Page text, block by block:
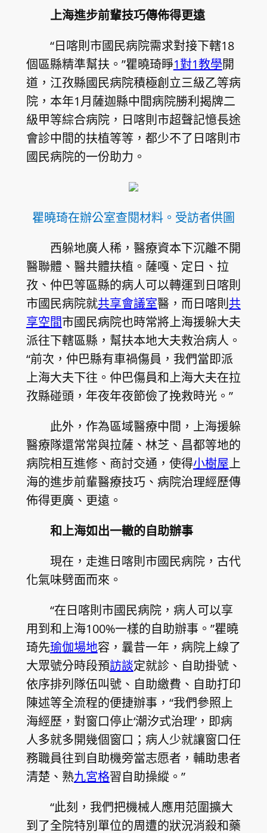
上海進步前輩技巧傳佈得更遠
“日喀則市國民病院需求對接下轄18
個區縣精準幫扶。”瞿曉琦睜1對1教學開
道，江孜縣國民病院積極創立三級乙等病
院，本年1月薩迦縣中間病院勝利揭牌二
級甲等綜合病院，日喀則市超聲記憶長途
會診中間的扶植等等，都少不了日喀則市
國民病院的一份助力。
瞿曉琦在辦公室查閱材料。受訪者供圖
西躲地廣人稀，醫療資本下沉離不開
醫聯體、醫共體扶植。薩嘎、定日、拉
孜、仲巴等區縣的病人可以轉運到日喀則
市國民病院就共享會議室醫，而日喀則 共
享空間市國民病院也時常將上海援躲大夫
派往下轄區縣，幫扶本地大夫救治病人。
“前次，仲巴縣有車禍傷員，我們當即派
上海大夫下往。仲巴傷員和上海大夫在拉
孜縣碰頭，年夜年夜節儉了挽救時光。”
此外，作為區域醫療中間，上海援躲
醫療隊還常常與拉薩、林芝、昌都等地的
病院相互進修、商討交通，使得小樹屋上
海的進步前輩醫療技巧、病院治理經歷傳
佈得更廣、更遠。
和上海如出一轍的自助辦事
現在，走進日喀則市國民病院，古代
化氣味劈面而來。
“在日喀則市國民病院，病人可以享
用到和上海100%一樣的自助辦事。”瞿曉
琦先瑜伽場地容，曩昔一年，病院上線了
大眾號分時段預訪談定就診、自助掛號、
依序排列隊伍叫號、自助繳費、自助打印
陳述等全流程的便捷辦事，“我們參照上
海經歷，對窗口停止‘潮汐式治理’，即病
人多就多開幾個窗口；病人少就讓窗口任
務職員往到自助機旁當志愿者，輔助患者
清楚、熟九宮格習自助操縱。”
“此刻，我們把機械人應用范圍擴大
到了全院特別單位的周遭的狀況消殺和藥